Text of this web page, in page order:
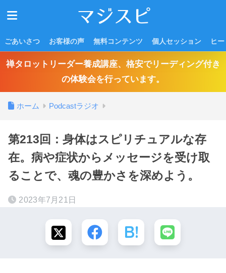
ごあいさつ お客様の声 無料コンテンツ 個人セッション ヒ
禅タロットリーダー養成講座、格安でリーディング付き
の体験会を行っています。
ホーム Podcastラジオ
第213回：身体はスピリチュアルな存
在。病や症状からメッセージを受け取
ることで、魂の豊かさを深めよう。
2023年7月21日